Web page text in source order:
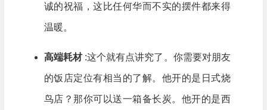
诚的祝福，这比任何华而不实的摆件都来得
温暖。
高端耗材 :这个就有点讲究了。你需要对朋友
的饭店定位有相当的了解。他开的是日式烧
鸟店？那你可以送一箱备长炭。他开的是西